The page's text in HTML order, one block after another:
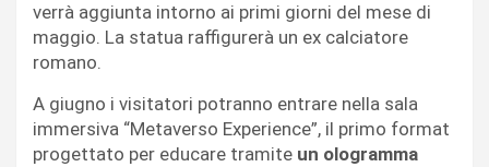
verrà aggiunta intorno ai primi giorni del mese di
maggio. La statua raffigurerà un ex calciatore
romano.
A giugno i visitatori potranno entrare nella sala
immersiva “Metaverso Experience”, il primo format
progettato per educare tramite un ologramma